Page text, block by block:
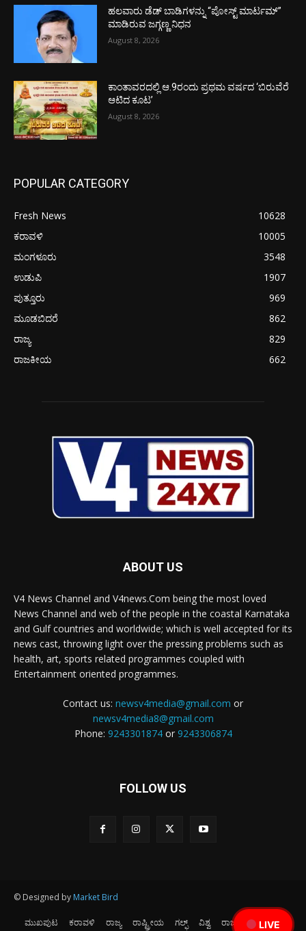
LIVE
ಹಲವಾರು ಡೆಡ್ ಬಾಡಿಗಳನ್ನು “ಪೋಸ್ಟ್ ಮಾರ್ಟಮ್”
ಮಾಡಿರುವ ಜಗ್ಗಣ್ಣ ನಿಧನ
August 8, 2026
ಕಾಂತಾವರದಲ್ಲಿ ಆ.9ರಂದು ಪ್ರಥಮ ವರ್ಷದ ‘ಬಿರುವೆರೆ
ಆಟಿದ ಕೂಟ’
August 8, 2026
POPULAR CATEGORY
Fresh News
10628
ಕರಾವಳಿ
10005
ಮಂಗಳೂರು
3548
ಉಡುಪಿ
1907
ಪುತ್ತೂರು
969
ಮೂಡಬಿದರೆ
862
ರಾಜ್ಯ
829
ರಾಜಕೀಯ
662
ABOUT US
V4 News Channel and V4news.Com being the most loved
News Channel and web of the people in the coastal Karnataka
and Gulf countries and worldwide; which is well accepted for its
news cast, throwing light over the pressing problems such as
health, art, sports related programmes coupled with
Entertainment oriented programmes.
Contact us: newsv4media@gmail.com or
newsv4media8@gmail.com
Phone: 9243301874or 9243306874
FOLLOW US
© Designed by Market Bird
ಮುಖಪುಟ ಕರಾವಳಿ ರಾಜ್ಯ ರಾಷ್ಟ್ರೀಯ ಗಲ್ಫ್ ವಿಶ್ವ ರಾಜಕೀಯ ಕ್ರೀಡೆ